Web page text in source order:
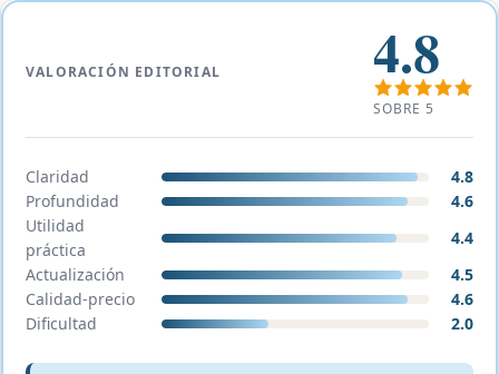
VALORACIÓN EDITORIAL 4.8
SOBRE 5
Claridad
4.8
Profundidad
4.6
Utilidad
práctica
4.4
Actualización
4.5
Calidad-precio
4.6
Dificultad
2.0